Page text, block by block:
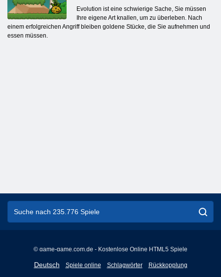
Evolution ist eine schwierige Sache, Sie müssen
Ihre eigene Art knallen, um zu überleben. Nach
einem erfolgreichen Angriff bleiben goldene Stücke, die Sie aufnehmen und
essen müssen.
© game-game.com.de - Kostenlose Online HTML5 Spiele
Deutsch
English
Spiele online Schlagwörter Rückkopplung